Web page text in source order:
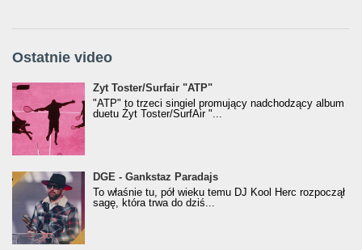
Ostatnie video
Żyt Toster/SurfAir - ATP VIDEO
Żyt Toster/Surfair "ATP"
"ATP" to trzeci singiel promujący nadchodzący album
duetu Żyt Toster/SurfAir "...
donGURALesko z nagrodą za
Klasyczny/Trueschoolowy Album Roku
(Popkillery 2023)
DGE - Gankstaz Paradajs
To właśnie tu, pół wieku temu DJ Kool Herc rozpoczął
sagę, która trwa do dziś...